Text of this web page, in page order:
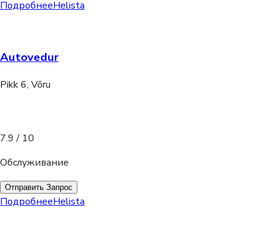
ПодробнееHelista
Autovedur
Pikk 6, Võru
7.9 / 10
Обслуживание
Отправить Запрос
ПодробнееHelista